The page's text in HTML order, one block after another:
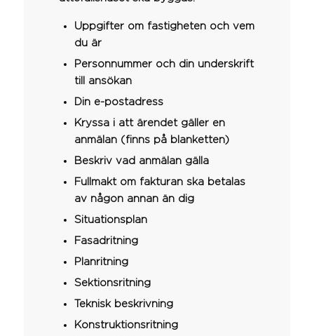
Uppgifter om fastigheten och vem
du är
Personnummer och din underskrift
till ansökan
Din e-postadress
Kryssa i att ärendet gäller en
anmälan (finns på blanketten)
Beskriv vad anmälan gälla
Fullmakt om fakturan ska betalas
av någon annan än dig
Situationsplan
Fasadritning
Planritning
Sektionsritning
Teknisk beskrivning
Konstruktionsritning